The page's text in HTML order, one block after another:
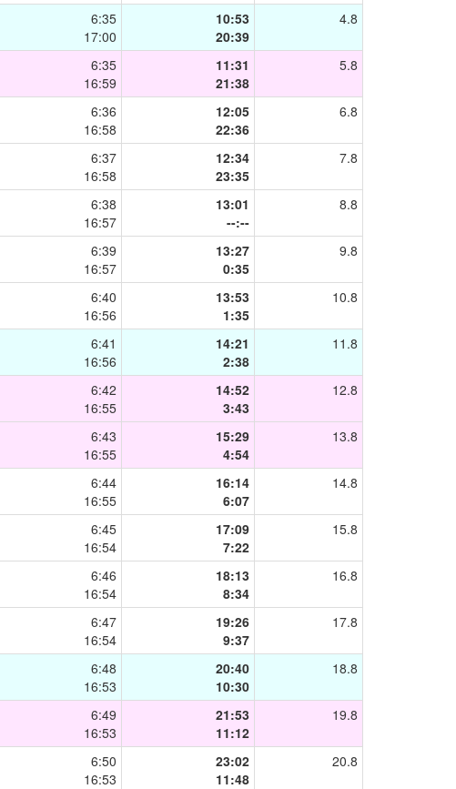
6:35
17:00
10:53
20:39
4.8
6:35
16:59
11:31
21:38
5.8
6:36
16:58
12:05
22:36
6.8
6:37
16:58
12:34
23:35
7.8
6:38
16:57
13:01
--:--
8.8
6:39
16:57
13:27
0:35
9.8
6:40
16:56
13:53
1:35
10.8
6:41
16:56
14:21
2:38
11.8
6:42
16:55
14:52
3:43
12.8
6:43
16:55
15:29
4:54
13.8
6:44
16:55
16:14
6:07
14.8
6:45
16:54
17:09
7:22
15.8
6:46
16:54
18:13
8:34
16.8
6:47
16:54
19:26
9:37
17.8
6:48
16:53
20:40
10:30
18.8
6:49
16:53
21:53
11:12
19.8
6:50
16:53
23:02
11:48
20.8